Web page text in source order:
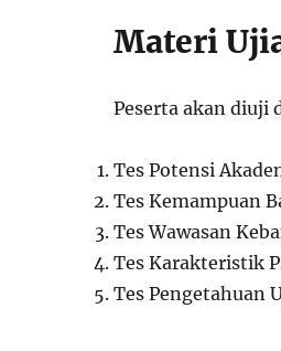
Materi
Peserta akan diuji
Tes Potensi
Tes Kemampuan
Tes Wawasan
Tes Karakteristik
Tes Pengetahuan